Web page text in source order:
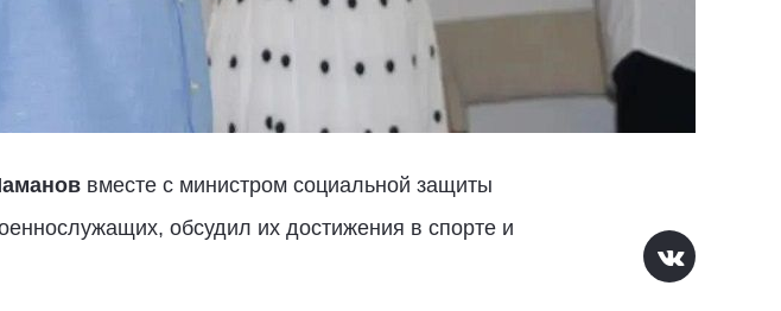
вместе с министром социальной защиты
обсудил их достижения в спорте и